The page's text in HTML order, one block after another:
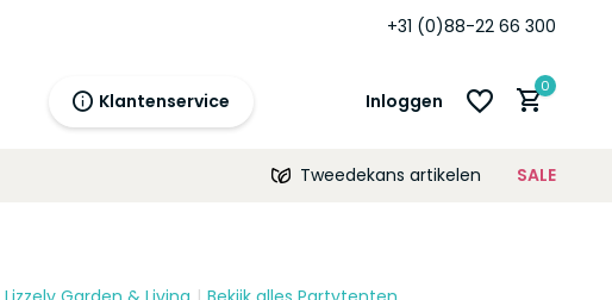
+31 (0)88-22 66 300
Klantenservice Inloggen
morgen
0
Tweedekans artikelen SALE